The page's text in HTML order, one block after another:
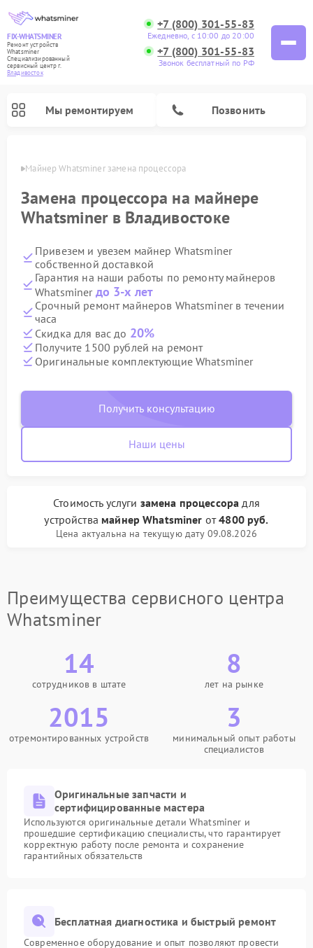
FIX-WHATSMINER
Ремонт устройств
Whatsminer
Специализированный
cервисный центр г.
Владивосток
+7 (800) 301-55-83
Ежедневно, с 10:00 до 20:00
+7 (800) 301-55-83
Звонок бесплатный по РФ
Мы ремонтируем Позвонить
Майнер Whatsminer замена процессора
Замена процессора на майнере
Whatsminer в Владивостоке
Привезем и увезем майнер Whatsminer
собственной доставкой
Гарантия на наши работы по ремонту майнеров
Whatsminer до 3-х лет
Срочный ремонт майнеров Whatsminer в течении
часа
Скидка для вас до 20%
Получите 1500 рублей на ремонт
Оригинальные комплектующие Whatsminer
Получить консультацию
Наши цены
Стоимость услуги замена процессора для
устройства майнер Whatsminer от4800 руб.
Цена актуальна на текущую дату 09.08.2026
Преимущества сервисного центра
Whatsminer
14
сотрудников в штате
8
лет на рынке
2015
отремонтированных устройств
3
минимальный опыт работы
специалистов
Оригинальные запчасти и
сертифицированные мастера
Используются оригинальные детали Whatsminer и
прошедшие сертификацию специалисты, что гарантирует
корректную работу после ремонта и сохранение
гарантийных обязательств
Бесплатная диагностика и быстрый ремонт
Современное оборудование и опыт позволяют провести